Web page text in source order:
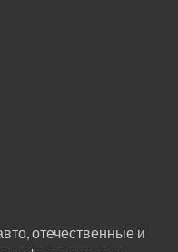
отечественные и